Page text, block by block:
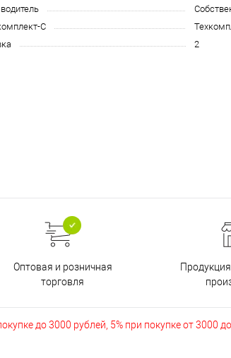
С
2
Оптовая и розничная
торговля
до 3000 рублей, 5% при покупке от 3000